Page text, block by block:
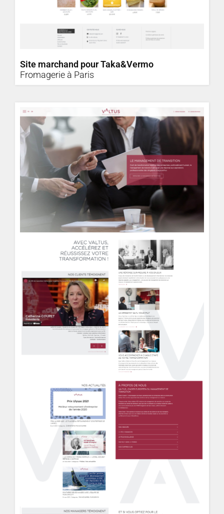
Site marchand pour Taka&Vermo
Fromagerie à Paris